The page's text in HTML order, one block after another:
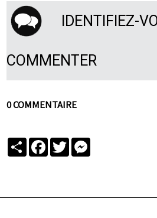
IDENTIFIEZ-
COMMENTER
0 COMMENTAIRE
PartagerFacebook
Twitter